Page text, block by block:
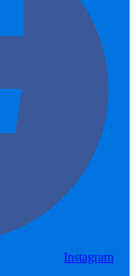
Instagram